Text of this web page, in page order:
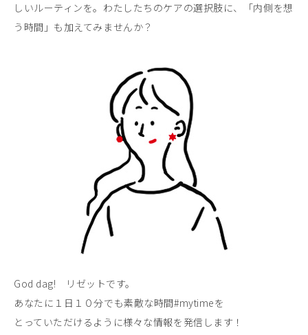
しいルーティンを。わたしたちのケアの選択肢に、「内側を想
う時間」も加えてみませんか？
God dag! リゼットです。
あなたに１日１０分でも素敵な時間#mytimeを
とっていただけるように様々な情報を発信します！